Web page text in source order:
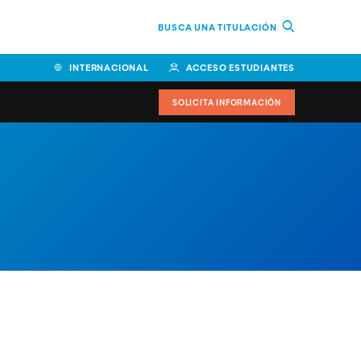
BUSCA UNA TITULACIÓN
INTERNACIONAL ACCESO ESTUDIANTES
Facultad de Economía y
SOLICITA INFORMACIÓN